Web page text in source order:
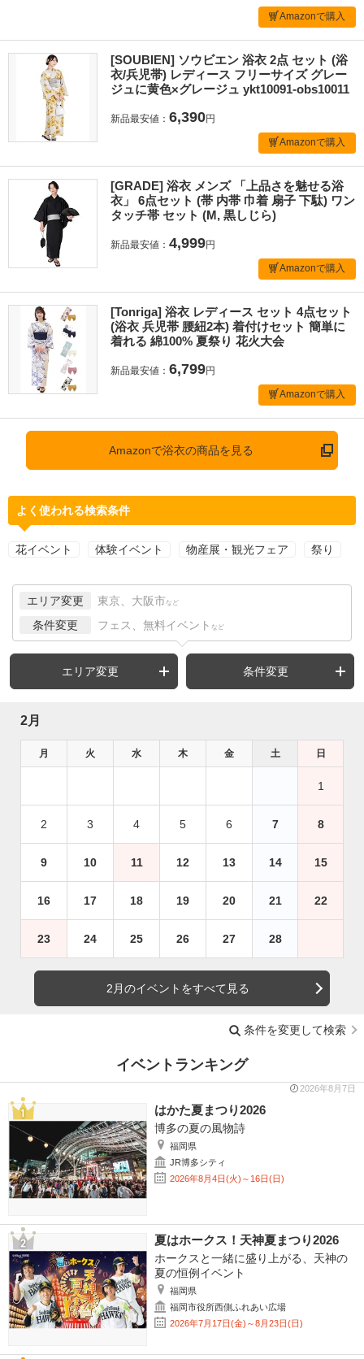
Amazonで購入
[SOUBIEN] ソウビエン 浴衣 2点 セット (浴
衣/兵児帯) レディース フリーサイズ グレー
ジュに黄色×グレージュ ykt10091-obs10011
新品最安値： 6,390円
Amazonで購入
[GRADE] 浴衣 メンズ 「上品さを魅せる浴
衣」 6点セット (帯 内帯 巾着 扇子 下駄) ワン
タッチ帯 セット (M, 黒しじら)
新品最安値： 4,999円
Amazonで購入
[Tonriga] 浴衣 レディース セット 4点セット
(浴衣 兵児帯 腰紐2本) 着付けセット 簡単に
着れる 綿100% 夏祭り 花火大会
新品最安値： 6,799円
Amazonで購入
Amazonで浴衣の商品を見る
よく使われる検索条件
花イベント 体験イベント 物産展・観光フェア 祭り
エリア変更 東京、大阪市 など
条件変更 フェス、無料イベント など
エリア変更 条件変更
2月
月 火 水 木 金 土 日
1
2 3 4 5 6 7 8
9 10 11 12 13 14 15
16 17 18 19 20 21 22
23 24 25 26 27 28
2月のイベントをすべて見る
条件を変更して検索
イベントランキング
2026年8月7日
はかた夏まつり2026
博多の夏の風物詩
福岡県
JR博多シティ
2026年8月4日(火)～16日(日)
夏はホークス！天神夏まつり2026
ホークスと一緒に盛り上がる、天神の
夏の恒例イベント
福岡県
福岡市役所西側ふれあい広場
2026年7月17日(金)～8月23日(日)